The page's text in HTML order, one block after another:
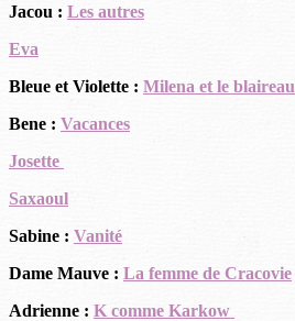
Jacou : Les autres
Eva
Bleue et Violette : Milena et le blaireau
Bene : Vacances
Josette
Saxaoul
Sabine : Vanité
Dame Mauve : La femme de Cracovie
Adrienne : K comme Karkow